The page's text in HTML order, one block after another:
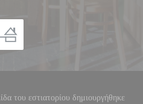
του εστιατορίου δημιουργήθηκε